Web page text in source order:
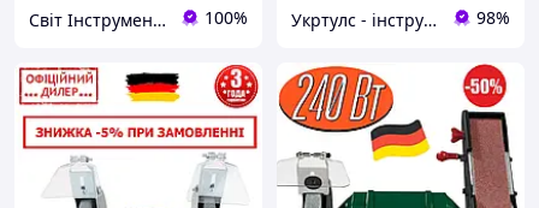
Світ Інструменту: интернет-магазин инструментов 100% Укртулс - інструменти та обладнання 98%